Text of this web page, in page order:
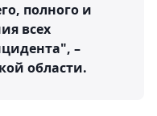
полного и
всех
–
области.